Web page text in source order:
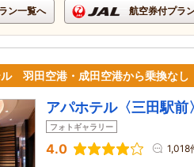
ン一覧へ 航空券付プラ
羽田空港・成田空港から乗換なし
アパホテル〈三田駅前
フォトギャラリー
4.0 1,018